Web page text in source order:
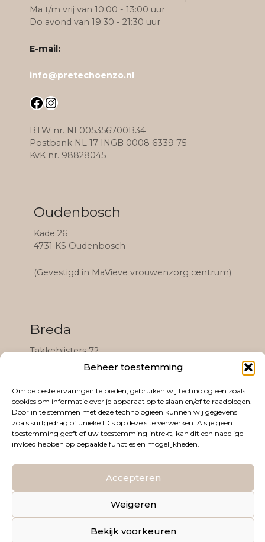
Beheer toestemming
Om de beste ervaringen te bieden, gebruiken wij technologieën zoals
cookies om informatie over je apparaat op te slaan en/of te raadplegen.
Door in te stemmen met deze technologieën kunnen wij gegevens
zoals surfgedrag of unieke ID's op deze site verwerken. Als je geen
toestemming geeft of uw toestemming intrekt, kan dit een nadelige
invloed hebben op bepaalde functies en mogelijkheden.
Accepteren
Weigeren
Bekijk voorkeuren
Ma t/m vrij van 10:00 - 13:00 uur
Do avond van 19:30 - 21:30 uur
E-mail:
info@pretechoenzo.nl
Facebook Instagram
BTW nr. NL005356700B34
Postbank NL 17 INGB 0008 6339 75
KvK nr. 98828045
Oudenbosch
Kade 26
4731 KS Oudenbosch
(Gevestigd in MaVieve vrouwenzorg centrum)
Breda
Takkebijsters 72
4817 BL Breda
(Gevestigd in het Black & White Community
complex)
Algemene voorwaarden
© 2026 PRETECHO&ZO. WEBDESIGN DOOR
COMMUNICATIONS